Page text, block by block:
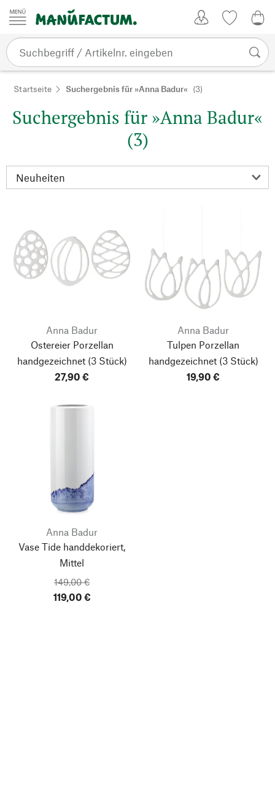
Zum Inhalt springen
Startseite Suchergebnis für »Anna Badur« (3)
Suchergebnis für »Anna Badur«
(3)
Anna Badur
Ostereier Porzellan
handgezeichnet (3 Stück)
27,90 €
Anna Badur
Tulpen Porzellan
handgezeichnet(3 Stück)
19,90 €
Anna Badur
Vase Tide handdekoriert,
Mittel
149,00 €
119,00 €